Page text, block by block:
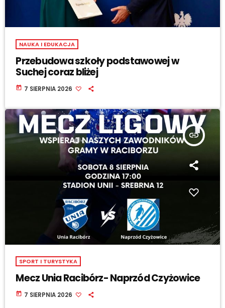
NAUKA I EDUKACJA
Przebudowa szkoły podstawowej w
Suchej coraz bliżej
today 7 SIERPNIA 2026
insert_link
SPORT I TURYSTYKA
Mecz Unia Racibórz- Naprzód Czyżowice
today 7 SIERPNIA 2026